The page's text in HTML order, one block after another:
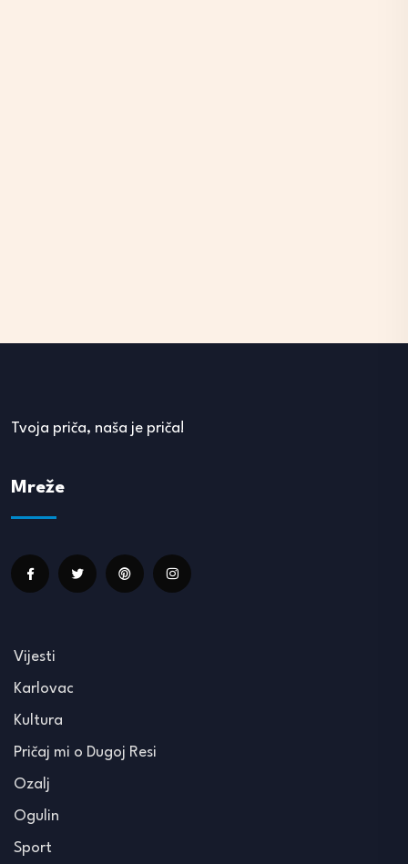
Tvoja priča, naša je priča!
Mreže
Vijesti
Karlovac
Kultura
Pričaj mi o Dugoj Resi
Ozalj
Ogulin
Sport